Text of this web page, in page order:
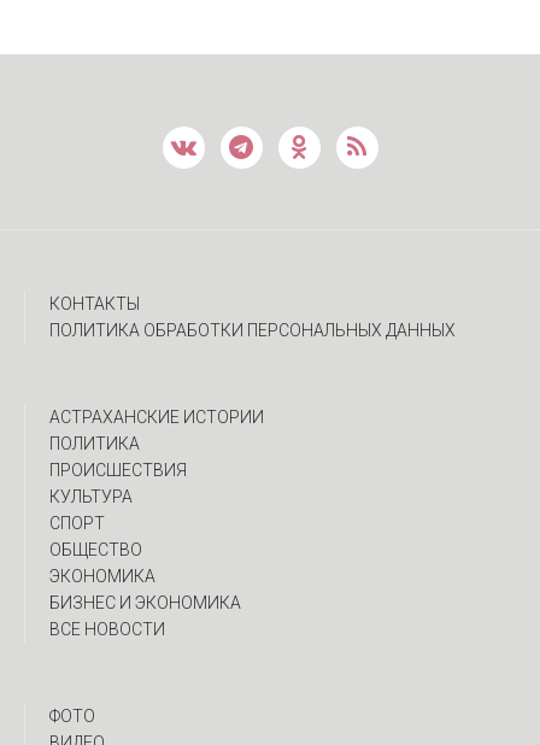
КОНТАКТЫ
ПОЛИТИКА ОБРАБОТКИ ПЕРСОНАЛЬНЫХ ДАННЫХ
АСТРАХАНСКИЕ ИСТОРИИ
ПОЛИТИКА
ПРОИСШЕСТВИЯ
КУЛЬТУРА
СПОРТ
ОБЩЕСТВО
ЭКОНОМИКА
БИЗНЕС И ЭКОНОМИКА
ВСЕ НОВОСТИ
ФОТО